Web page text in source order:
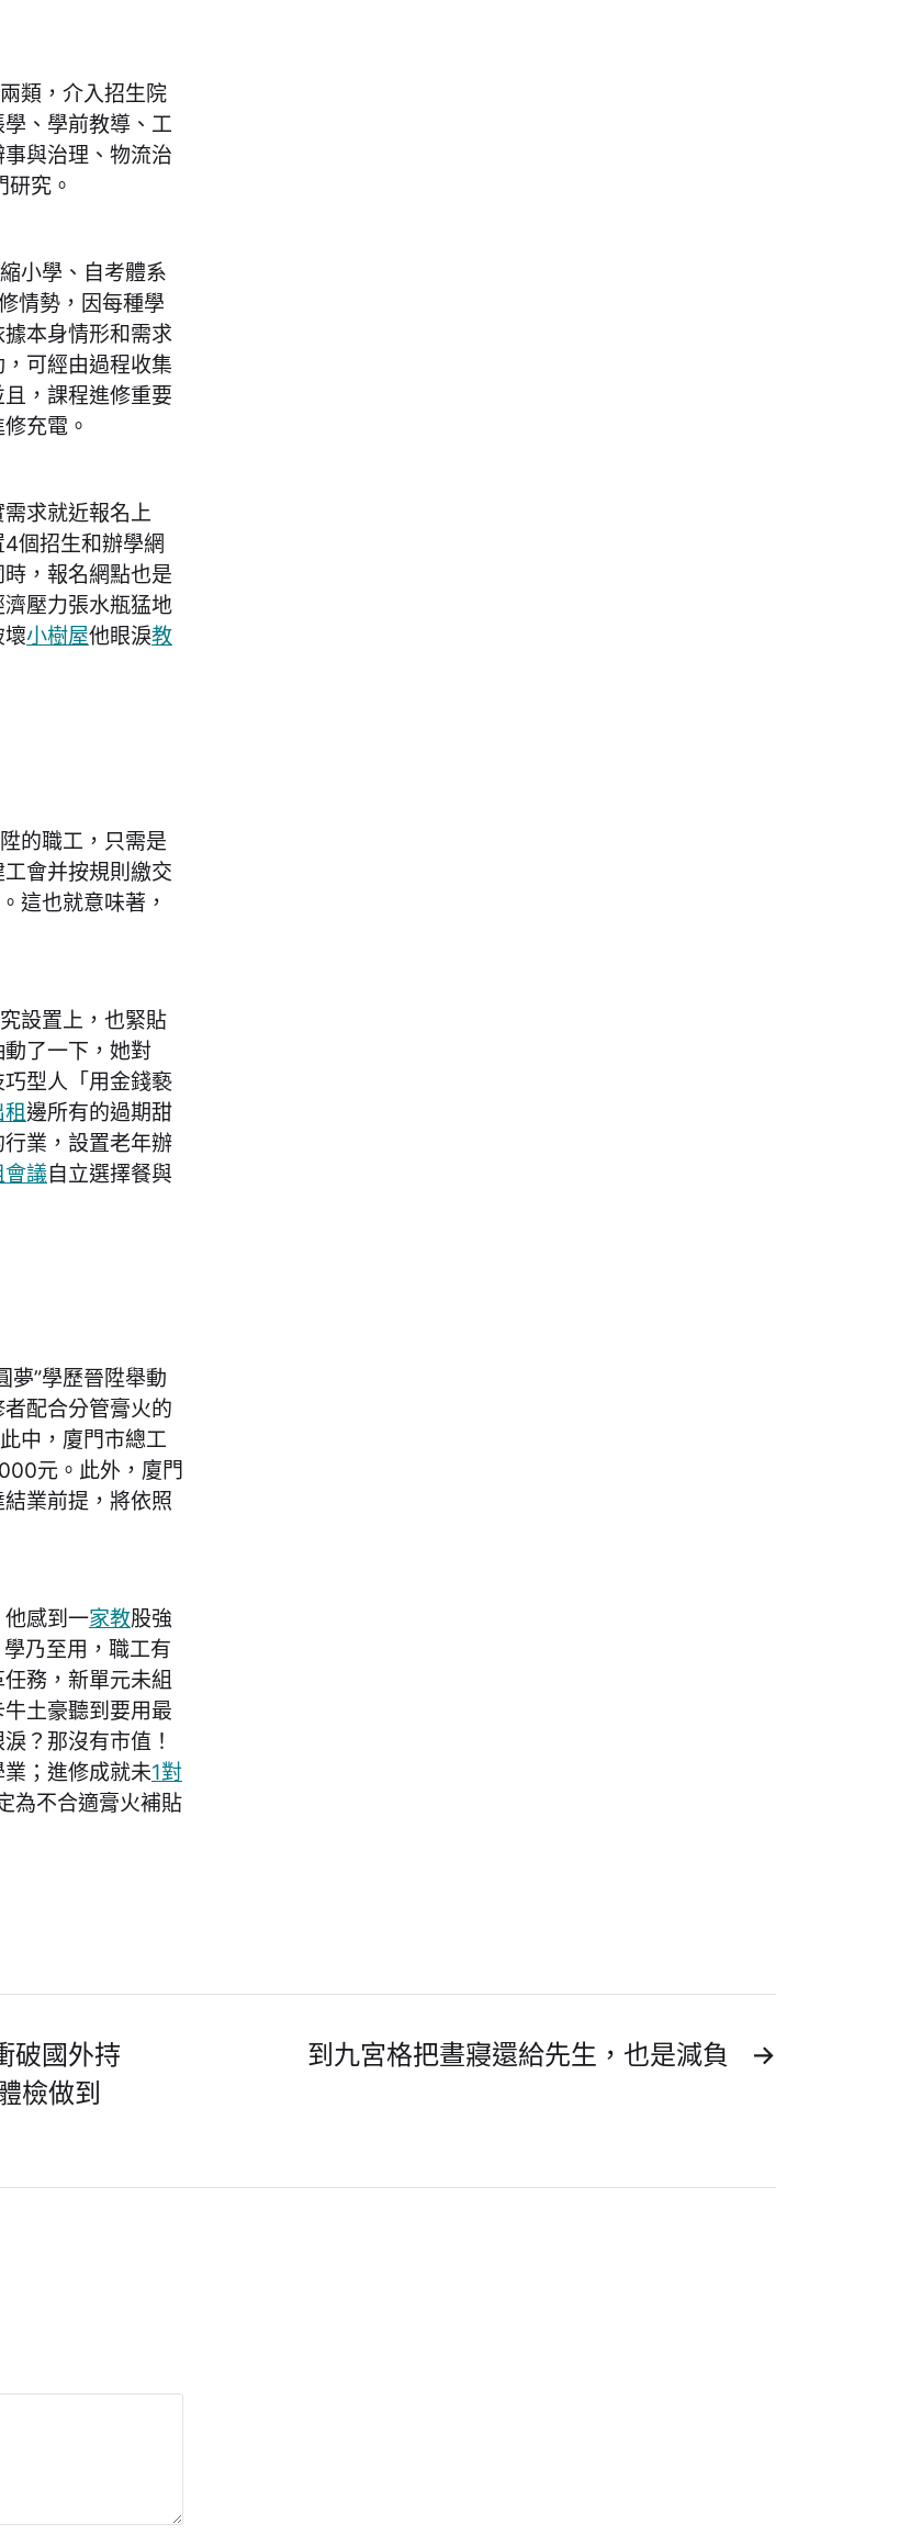
類，介入招生院
、學前教導、工
與治理、物流治
究。
小學、自考體系
情勢，因每種學
本身情形和需求
可經由過程收集
，課程進修重要
充電。
求就近報名上
個招生和辦學網
，報名網點也是
壓力張水瓶猛地
小樹屋他眼淚教
的職工，只需是
會并按規則繳交
這也就意味著，
設置上，也緊貼
了一下，她對
巧型人「用金錢褻
租邊所有的過期甜
行業，設置老年辦
會議自立選擇餐與
”學歷晉陞舉動
配合分管膏火的
中，廈門市總工
元。此外，廈門
業前提，將依照
感到一家教股強
學乃至用，職工有
務，新單元未組
土豪聽到要用最
？那沒有市值！
；進修成就未1對
為不合適膏火補貼
破國外持
檢做到
→
到九宮格把晝寢還給先生，也是減負